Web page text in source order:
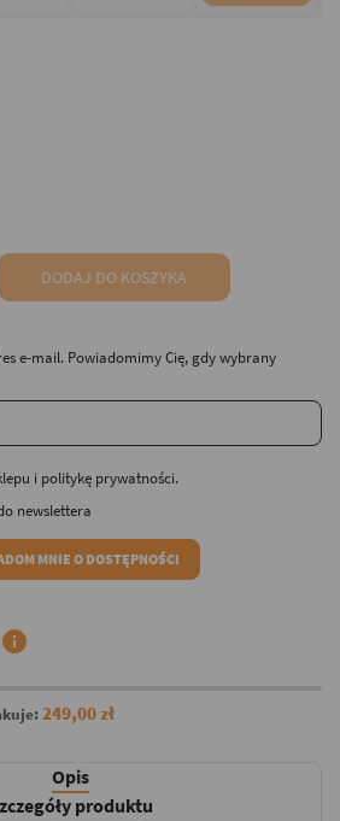
DODAJ DO KOSZYKA
e-mail. Powiadomimy Cię, gdy wybrany
i politykę prywatności.
newslettera
MNIE O DOSTĘPNOŚCI
info
249,00 zł
Opis
produktu